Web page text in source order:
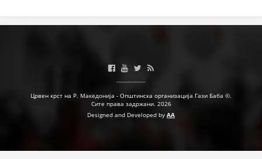
Црвен крст на Р. Македонија - Општинска организација Гази Баба ©.
Сите права задржани. 2026
Designed and Developed by AA